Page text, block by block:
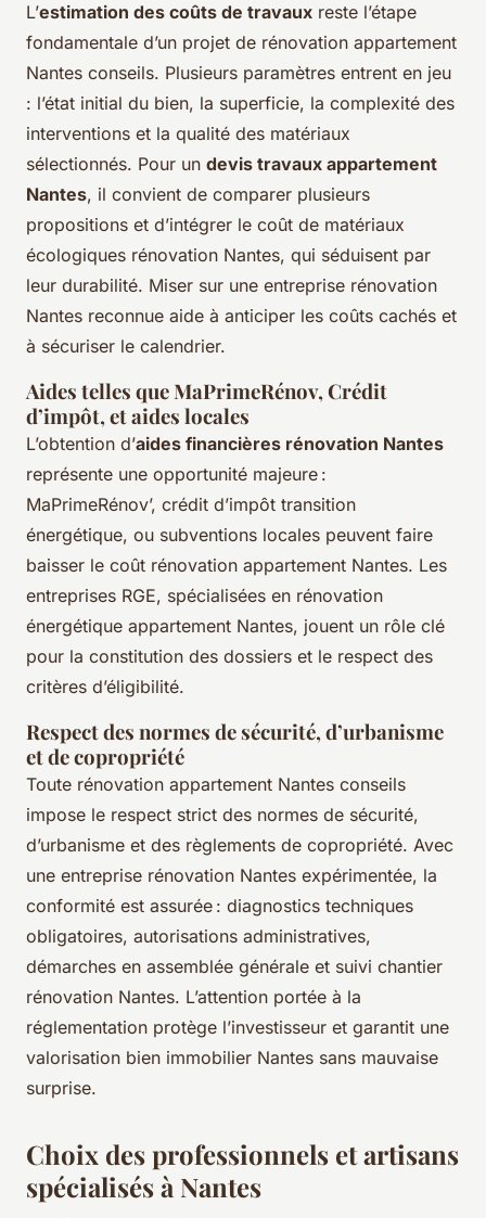
L’estimation des coûts de travaux reste l’étape
fondamentale d’un projet de rénovation appartement
Nantes conseils. Plusieurs paramètres entrent en jeu
: l’état initial du bien, la superficie, la complexité des
interventions et la qualité des matériaux
sélectionnés. Pour un devis travaux appartement
Nantes, il convient de comparer plusieurs
propositions et d’intégrer le coût de matériaux
écologiques rénovation Nantes, qui séduisent par
leur durabilité. Miser sur une entreprise rénovation
Nantes reconnue aide à anticiper les coûts cachés et
à sécuriser le calendrier.
Aides telles que MaPrimeRénov, Crédit
d’impôt, et aides locales
L’obtention d’aides financières rénovation Nantes
représente une opportunité majeure :
MaPrimeRénov’, crédit d’impôt transition
énergétique, ou subventions locales peuvent faire
baisser le coût rénovation appartement Nantes. Les
entreprises RGE, spécialisées en rénovation
énergétique appartement Nantes, jouent un rôle clé
pour la constitution des dossiers et le respect des
critères d’éligibilité.
Respect des normes de sécurité, d’urbanisme
et de copropriété
Toute rénovation appartement Nantes conseils
impose le respect strict des normes de sécurité,
d’urbanisme et des règlements de copropriété. Avec
une entreprise rénovation Nantes expérimentée, la
conformité est assurée : diagnostics techniques
obligatoires, autorisations administratives,
démarches en assemblée générale et suivi chantier
rénovation Nantes. L’attention portée à la
réglementation protège l’investisseur et garantit une
valorisation bien immobilier Nantes sans mauvaise
surprise.
Choix des professionnels et artisans
spécialisés à Nantes